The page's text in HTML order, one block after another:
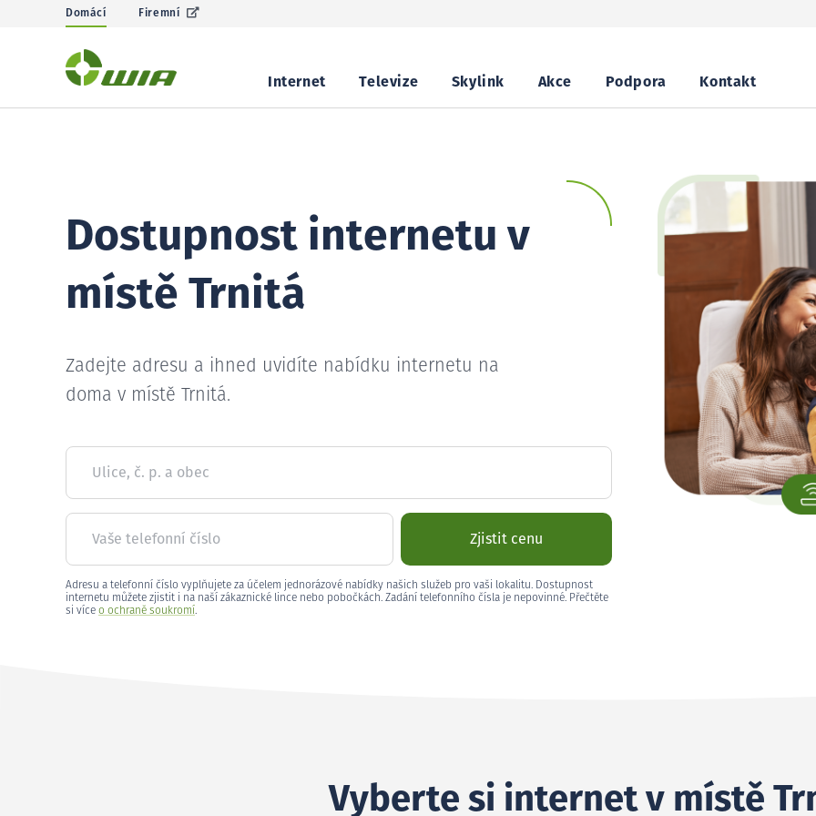
Domácí Firemní
Internet Televize Skylink Akce Podpora Kontakt
Dostupnost internetu v
místě Trnitá
Zadejte adresu a ihned uvidíte nabídku internetu na
doma v místě Trnitá.
Ulice, č. p. a obec
Vaše telefonní číslo Zjistit cenu
Adresu a telefonní číslo vyplňujete za účelem jednorázové nabídky našich služeb pro vaši lokalitu. Dostupnost
internetu můžete zjistit i na naší zákaznické lince nebo pobočkách. Zadání telefonního čísla je nepovinné. Přečtěte
si více o ochraně soukromí.
Vyberte si internet v místě